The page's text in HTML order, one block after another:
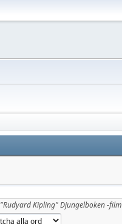
"Rudyard Kipling" Djungelboken -film